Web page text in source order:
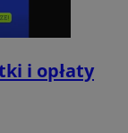
i opłaty